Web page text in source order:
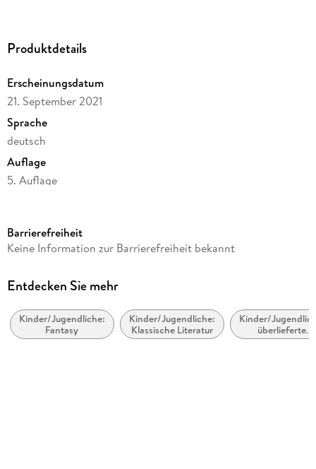
dem Bösen beendet werden, wie der Meister besiegt werden?
Mädchens.
Die auf einer alten Sage beruhende Geschichte ist die
Erzählung vom
Menschen, um Gerechtigkeit und Liebe
Klassikern der Kinder- und Jugendliteratur und ist mehrfach
ausgezeichnet worden, unter anderem mit dem Deutschen
Produktdetails
Erscheinungsdatum
21. September 2021
Sprache
deutsch
Auflage
5. Auflage
Altersempfehlung
Autor/Autorin
Design
Kerstin Schürmann Formlabor
Barrierefreiheit
Keine Information zur Barrierefreiheit bekannt
Entdecken Sie mehr
Kinder/Jugendliche:
Fantasy
Kinder/Jugendliche:
Klassische Literatur
Kinder/
überlieferte
Geschichten